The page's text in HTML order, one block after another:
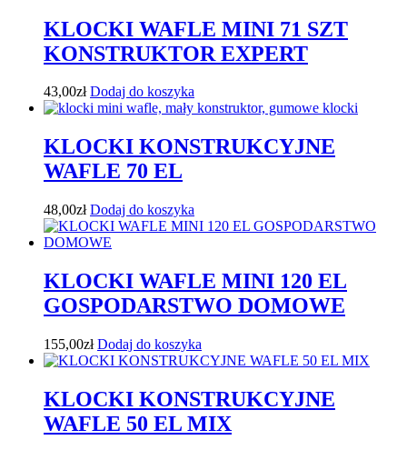
KLOCKI WAFLE MINI 71 SZT
KONSTRUKTOR EXPERT
43,00zł Dodaj do koszyka
KLOCKI KONSTRUKCYJNE
WAFLE 70 EL
48,00zł Dodaj do koszyka
KLOCKI WAFLE MINI 120 EL
GOSPODARSTWO DOMOWE
155,00zł Dodaj do koszyka
KLOCKI KONSTRUKCYJNE
WAFLE 50 EL MIX